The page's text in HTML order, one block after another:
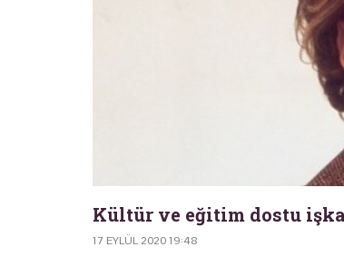
Kültür ve eğitim dostu
17 EYLÜL 2020 19:48